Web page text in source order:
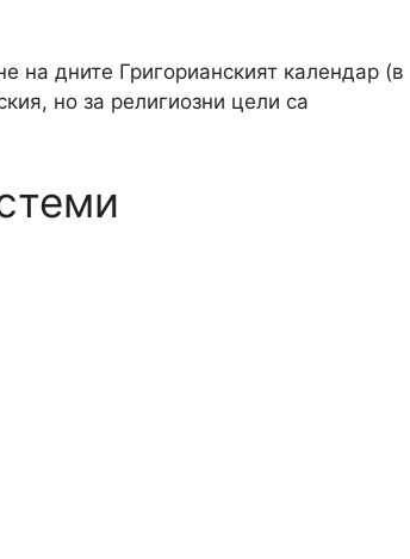
на дните Григорианският календар (в
но за религиозни цели са